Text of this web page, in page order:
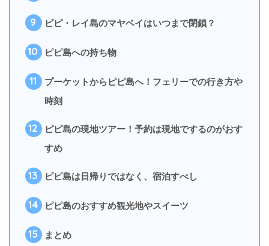
9 ピピ・レイ島のマヤベイはいつまで閉鎖？
10 ピピ島への持ち物
11 プーケットからピピ島へ！フェリーでの行き方や
時刻
12 ピピ島の現地ツアー！予約は現地でするのがおす
すめ
13 ピピ島は日帰りではなく、宿泊すべし
14 ピピ島のおすすめ観光地やスイーツ
15 まとめ